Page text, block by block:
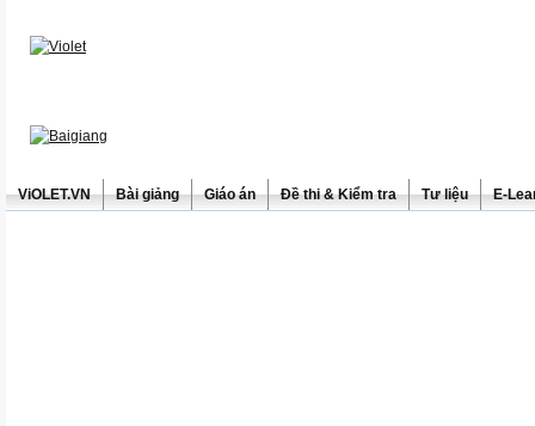
ViOLET.VN Bài giảng Giáo án Đề thi & Kiểm tra Tư liệu E-